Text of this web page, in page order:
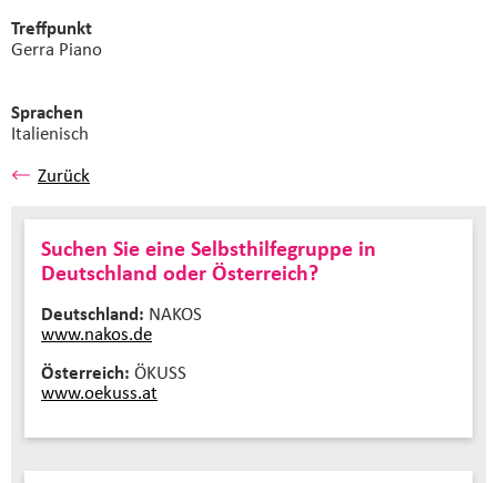
Treffpunkt
Gerra Piano
Sprachen
Italienisch
Zurück
Suchen Sie eine Selbsthilfegruppe in
Deutschland oder Österreich?
Deutschland: NAKOS
www.nakos.de
Österreich: ÖKUSS
www.oekuss.at